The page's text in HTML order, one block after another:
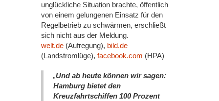
unglückliche Situation brachte, öffentlich
von einem gelungenen Einsatz für den
Regelbetrieb zu schwärmen, erschließt
sich nicht aus der Meldung.
welt.de (Aufregung), bild.de
(Landstromlüge), facebook.com (HPA)
„Und ab heute können wir sagen:
Hamburg bietet den
Kreuzfahrtschiffen 100 Prozent